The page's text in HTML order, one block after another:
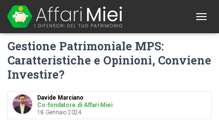
O
L
Gestione Patrimoniale MPS:
Caratteristiche e Opinioni, Conviene
Investire?
Davide Marciano
Co-fondatore di Affari Miei
18 Gennaio 2024